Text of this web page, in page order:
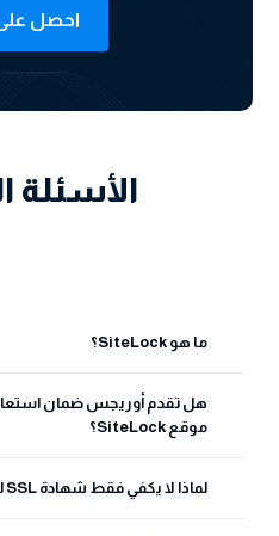
احصل
الأسئلة
ما هو SiteLock؟
هل تقدم أوريجس ضمان
موقع SiteLock؟
لماذا لا يكفي فقط شهادة SSL لموقعك؟